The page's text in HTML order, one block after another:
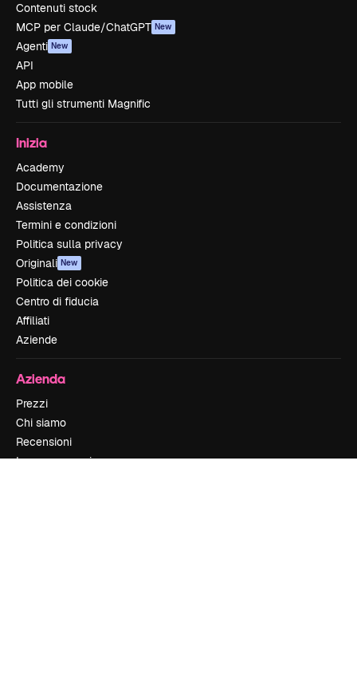
Contenuti stock
MCP per Claude/ChatGPT New
Agenti New
API
App mobile
Tutti gli strumenti Magnific
Inizia
Academy
Documentazione
Assistenza
Termini e condizioni
Politica sulla privacy
Originali New
Politica dei cookie
Centro di fiducia
Affiliati
Aziende
Azienda
Prezzi
Chi siamo
Recensioni
Lavora con noi